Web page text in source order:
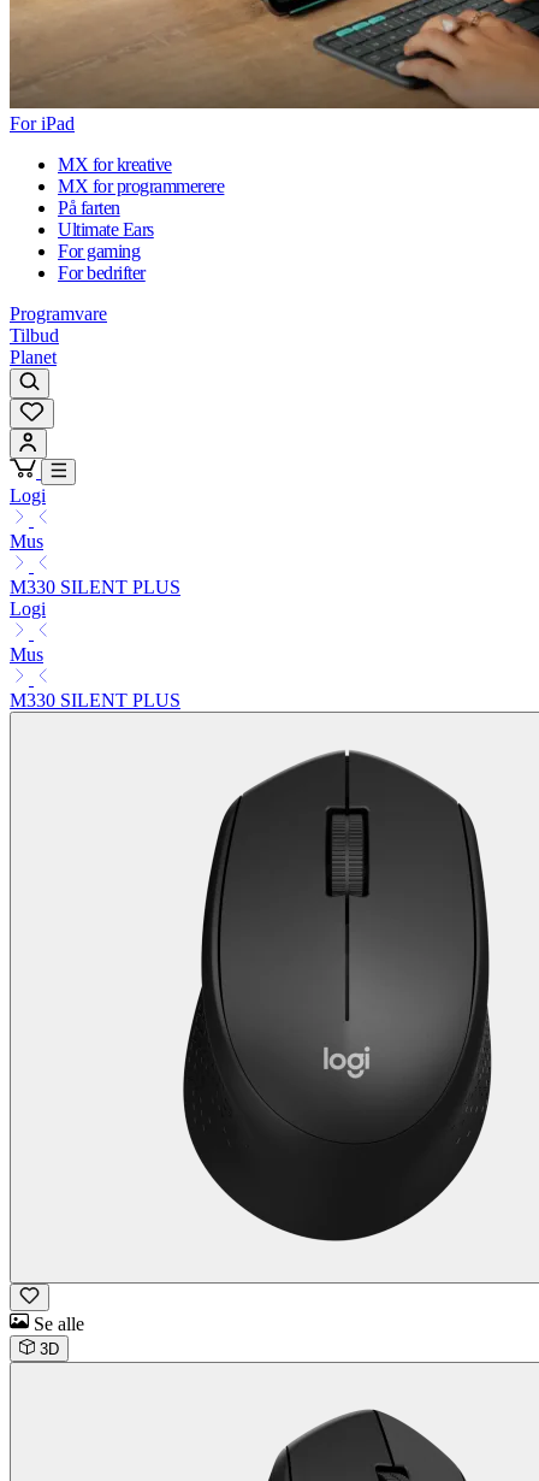
For iPad
MX for kreative
MX for programmerere
På farten
Ultimate Ears
For gaming
For bedrifter
Programvare
Tilbud
Planet
Logi
Mus
M330 SILENT PLUS
Logi
Mus
M330 SILENT PLUS
Se alle
3D